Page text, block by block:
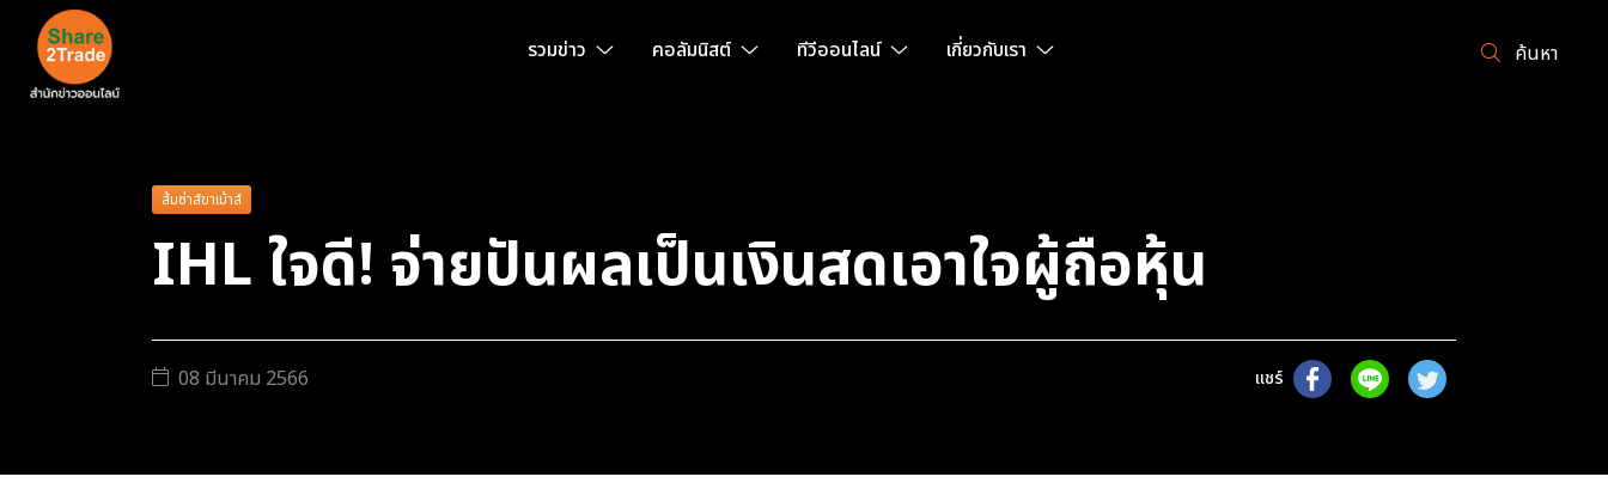
รวมข่าว คอลัมนิสต์ ทีวีออนไลน์ เกี่ยวกับเรา ค้นหา
ส้มซ่าส์ขาเม้าส์
IHL ใจดี! จ่ายปันผลเป็นเงินสดเอาใจผู้ถือหุ้น
08 มีนาคม 2566 แชร์